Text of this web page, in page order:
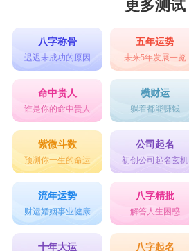
更多测试
八字称骨
迟迟未成功的原因
五年运势
未来5年发展一览
命中贵人
谁是你的命中贵人
横财运
躺着都能赚钱
紫微斗数
预测你一生的命运
公司起名
初创公司起名玄机
流年运势
财运婚姻事业健康
八字精批
解答人生困惑
十年大运 八字起名